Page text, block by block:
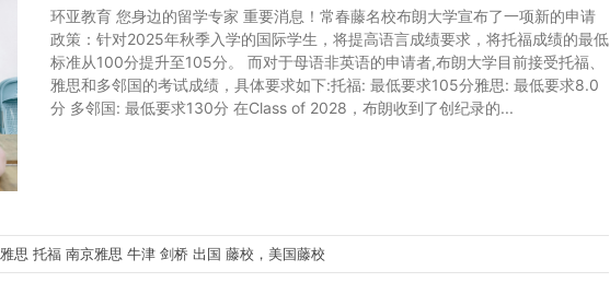
环亚教育 您身边的留学专家 重要消息！常春藤名校布朗大学宣布了一项新的申请
政策：针对2025年秋季入学的国际学生，将提高语言成绩要求，将托福成绩的最低
标准从100分提升至105分。 而对于母语非英语的申请者,布朗大学目前接受托福、
雅思和多邻国的考试成绩，具体要求如下:托福: 最低要求105分雅思: 最低要求8.0
分 多邻国: 最低要求130分 在Class of 2028，布朗收到了创纪录的...
雅思托福南京雅思牛津剑桥出国藤校，美国藤校